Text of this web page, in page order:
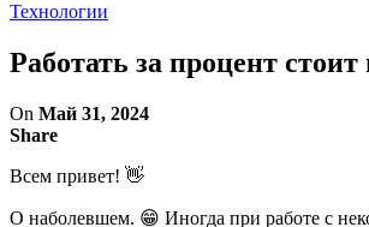
Технологии
Работать за процент стоит
On Май 31, 2024
Share
Всем привет! 👋
О наболевшем. 😁 Иногда при работе с